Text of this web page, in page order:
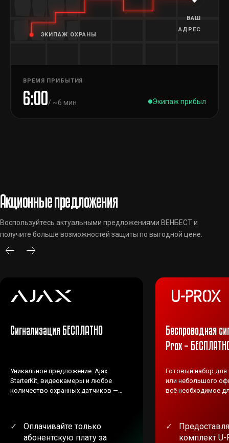
ЭКИПАЖ ОХРАНЫ
ВАШ
АДРЕС
ВРЕМЯ ПРИБЫТИЯ
6:00/ ~6 мин Экипаж прибыл
Акционные предложения
Воспользуйтесь актуальными предложениями ВЕНБЕСТ и
получите больше возможностей защиты по выгодной цене.
Сигнализация БЕСПЛАТНО
Уникальное предложение: Ajax
StarterKit, видеокамеры и любое
количество охранных датчиков —
Оплачивайте только
абонентскую плату за
Беспроводная
Prox –
Готовый набор
или небольшого
всё необходимое
комплект